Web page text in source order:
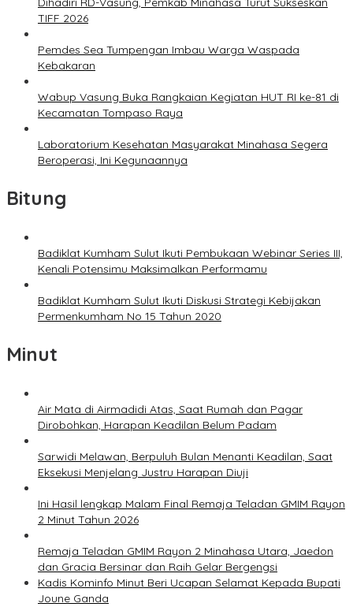
TIFF 2026
Pemdes Sea Tumpengan Imbau Warga Waspada
Kebakaran
Wabup Vasung Buka Rangkaian Kegiatan HUT RI ke-81 di
Kecamatan Tompaso Raya
Laboratorium Kesehatan Masyarakat Minahasa Segera
Beroperasi, Ini Kegunaannya
Bitung
Badiklat Kumham Sulut Ikuti Pembukaan Webinar Series III,
Kenali Potensimu Maksimalkan Performamu
Badiklat Kumham Sulut Ikuti Diskusi Strategi Kebijakan
Permenkumham No 15 Tahun 2020
Minut
Air Mata di Airmadidi Atas, Saat Rumah dan Pagar
Dirobohkan, Harapan Keadilan Belum Padam
Sarwidi Melawan, Berpuluh Bulan Menanti Keadilan, Saat
Eksekusi Menjelang Justru Harapan Diuji
Ini Hasil lengkap Malam Final Remaja Teladan GMIM Rayon
2 Minut Tahun 2026
Remaja Teladan GMIM Rayon 2 Minahasa Utara, Jaedon
dan Gracia Bersinar dan Raih Gelar Bergengsi
Kadis Kominfo Minut Beri Ucapan Selamat Kepada Bupati
Joune Ganda